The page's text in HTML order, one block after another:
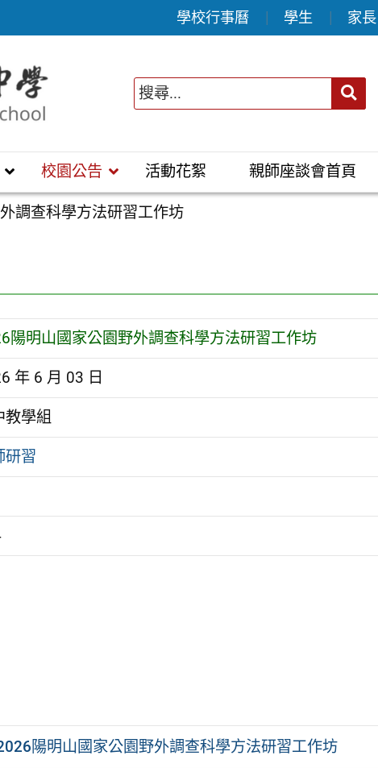
學校行事曆 學生 家長
送出
校園公告 活動花絮 親師座談會首頁
調查科學方法研習工作坊
陽明山國家公園野外調查科學方法研習工作坊
年 6 月 03 日
教學組
研習
陽明山國家公園野外調查科學方法研習工作坊